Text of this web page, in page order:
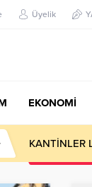
Üyelik
EKONOMİ
KANTİNLER